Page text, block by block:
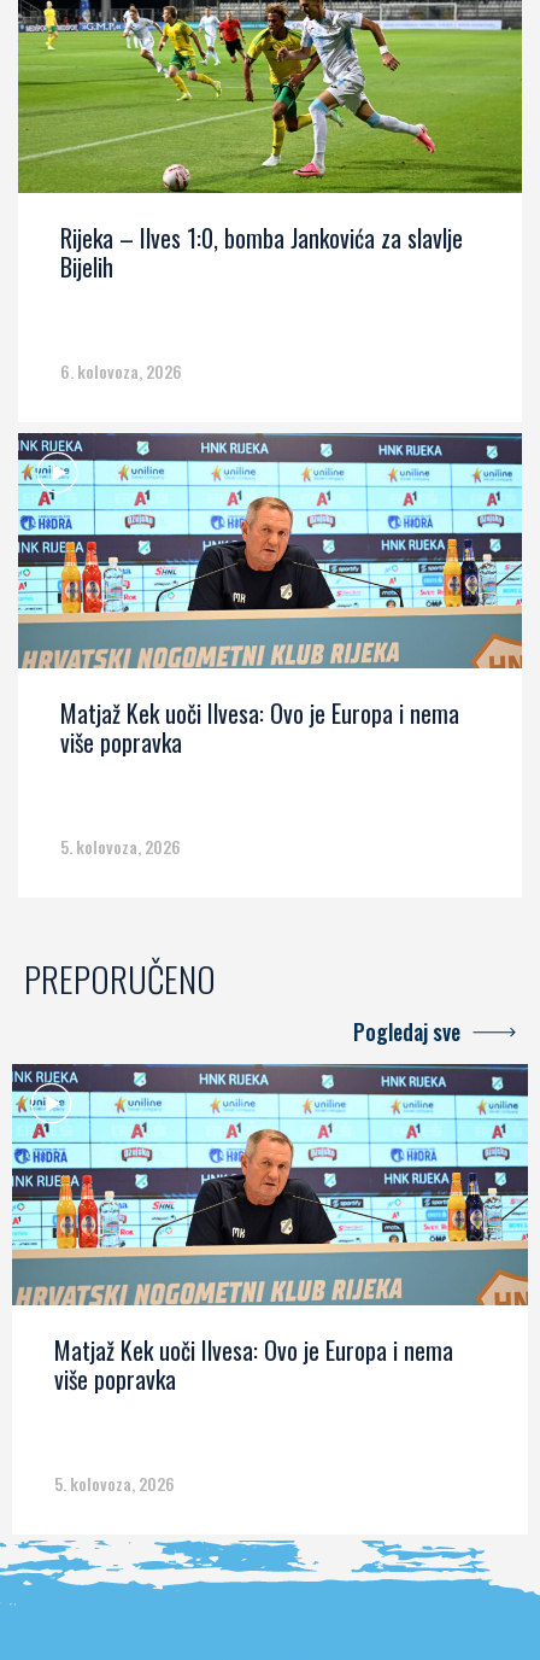
Rijeka – Ilves 1:0, bomba Jankovića za slavlje
Bijelih
6. kolovoza, 2026
Matjaž Kek uoči Ilvesa: Ovo je Europa i nema
više popravka
5. kolovoza, 2026
PREPORUČENO
Pogledaj sve
Matjaž Kek uoči Ilvesa: Ovo je Europa i nema
više popravka
5. kolovoza, 2026